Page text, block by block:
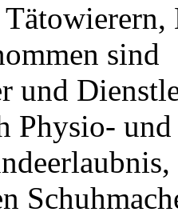
sind
und
Physio- und